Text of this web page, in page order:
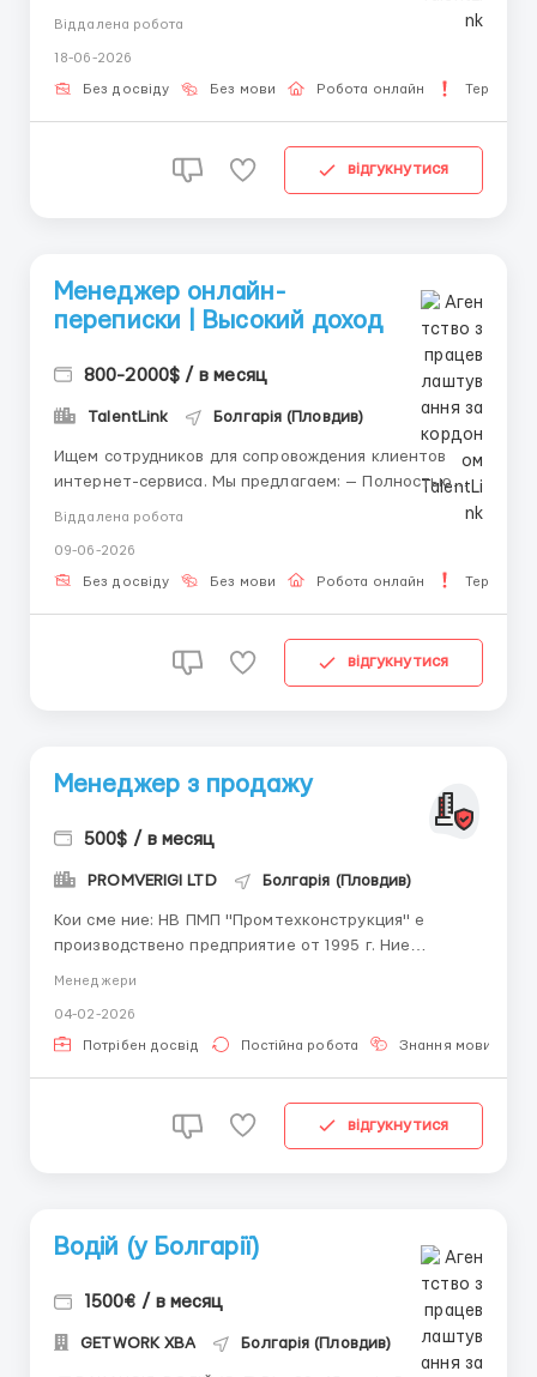
связи с расширением проекта приглашаем на
цифровых коммуникаций. Мы ценим
ответственность, внимательность и готовность к
Віддалена робота
18-06-2026
Без досвіду Без мови Робота онлайн
відгукнутися
Менеджер онлайн-
переписки | Высокий доход
800-2000$ / в месяц
TalentLink Болгарія (Пловдив)
Ищем сотрудников для сопровождения клиентов
интернет-сервиса. Мы предлагаем: — Полностью
удалённый формат —Бесплатное обучение —
роста Обязанности: — Работа с сообщениями
пользователей — Консультация к...
Віддалена робота
09-06-2026
Без досвіду Без мови Робота онлайн
відгукнутися
Менеджер з продажу
500$ / в месяц
PROMVERIGI LTD Болгарія (Пловдив)
Кои сме ние: НВ ПМП "Промтехконструкция" е
производствено предприятие от 1995 г. Ние
свързани с тях метални изделия за
селскостопанската, хранително-вкусовата,
Менеджери
04-02-2026
Потрібен досвід Постійна робота Знання мови
відгукнутися
Водій (у Болгарії)
1500€ / в месяц
GETWORK XBA Болгарія (Пловдив)